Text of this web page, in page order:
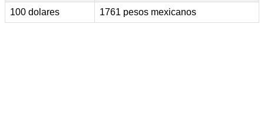
100 dolares 1761 pesos mexicanos